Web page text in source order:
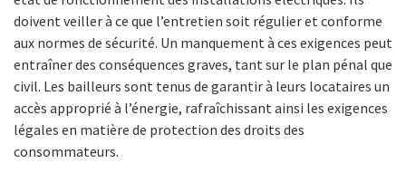
doivent veiller à ce que l’entretien soit régulier et conforme
aux normes de sécurité. Un manquement à ces exigences peut
entraîner des conséquences graves, tant sur le plan pénal que
civil. Les bailleurs sont tenus de garantir à leurs locataires un
accès approprié à l’énergie, rafraîchissant ainsi les exigences
légales en matière de protection des droits des
consommateurs.